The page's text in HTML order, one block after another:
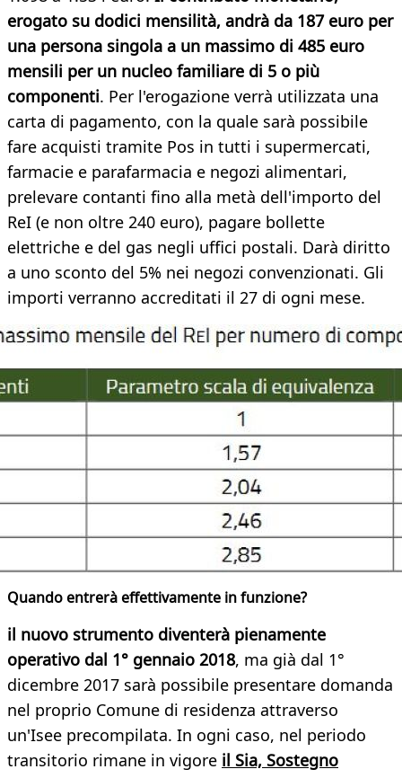
erogato su dodici mensilità, andrà da 187 euro per
una persona singola a un massimo di 485 euro
mensili per un nucleo familiare di 5 o più
componenti. Per l'erogazione verrà utilizzata una
carta di pagamento, con la quale sarà possibile
fare acquisti tramite Pos in tutti i supermercati,
farmacie e parafarmacia e negozi alimentari,
prelevare contanti fino alla metà dell'importo del
ReI (e non oltre 240 euro), pagare bollette
elettriche e del gas negli uffici postali. Darà diritto
a uno sconto del 5% nei negozi convenzionati. Gli
importi verranno accreditati il 27 di ogni mese.
Quando entrerà effettivamente in funzione?
il nuovo strumento diventerà pienamente
operativo dal 1° gennaio 2018, ma già dal 1°
dicembre 2017 sarà possibile presentare domanda
nel proprio Comune di residenza attraverso
un'Isee precompilata. In ogni caso, nel periodo
transitorio rimane in vigore il Sia, Sostegno